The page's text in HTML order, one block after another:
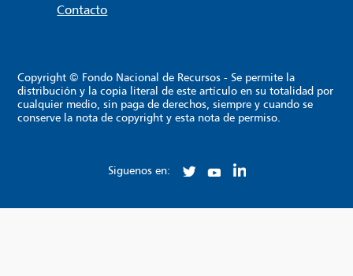
Contacto
Copyright © Fondo Nacional de Recursos - Se permite la
distribución y la copia literal de este artículo en su totalidad por
cualquier medio, sin paga de derechos, siempre y cuando se
conserve la nota de copyright y esta nota de permiso.
Siguenos en: